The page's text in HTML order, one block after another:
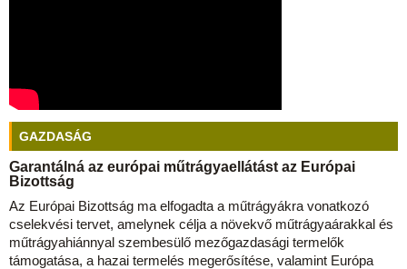
GAZDASÁG
Garantálná az európai műtrágyaellátást az Európai
Bizottság
Az Európai Bizottság ma elfogadta a műtrágyákra vonatkozó
cselekvési tervet, amelynek célja a növekvő műtrágyaárakkal és
műtrágyahiánnyal szembesülő mezőgazdasági termelők
támogatása, a hazai termelés megerősítése, valamint Európa